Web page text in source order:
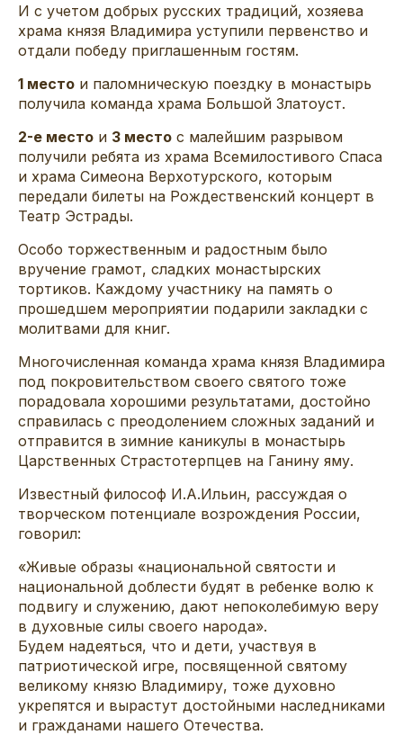
И с учетом добрых русских традиций, хозяева
храма князя Владимира уступили первенство и
отдали победу приглашенным гостям.
1 место и паломническую поездку в монастырь
получила команда храма Большой Златоуст.
2-е место и 3 место с малейшим разрывом
получили ребята из храма Всемилостивого Спаса
и храма Симеона Верхотурского, которым
передали билеты на Рождественский концерт в
Театр Эстрады.
Особо торжественным и радостным было
вручение грамот, сладких монастырских
тортиков. Каждому участнику на память о
прошедшем мероприятии подарили закладки с
молитвами для книг.
Многочисленная команда храма князя Владимира
под покровительством своего святого тоже
порадовала хорошими результатами, достойно
справилась с преодолением сложных заданий и
отправится в зимние каникулы в монастырь
Царственных Страстотерпцев на Ганину яму.
Известный философ И.А.Ильин, рассуждая о
творческом потенциале возрождения России,
говорил:
«Живые образы «национальной святости и
национальной доблести будят в ребенке волю к
подвигу и служению, дают непоколебимую веру
в духовные силы своего народа».
Будем надеяться, что и дети, участвуя в
патриотической игре, посвященной святому
великому князю Владимиру, тоже духовно
укрепятся и вырастут достойными наследниками
и гражданами нашего Отечества.